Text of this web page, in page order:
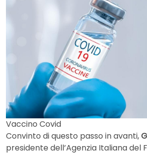
Vaccino Covid
Convinto di questo passo in avanti,
presidente dell’Agenzia Italiana del